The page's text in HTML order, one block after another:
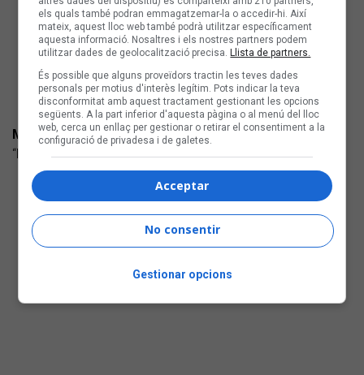
MOLINA DE PUIG
“La nostra revetlla” (autoeditat) Cançó d'autor
els quals també podran emmagatzemar-la o accedir-hi. Així
mateix, aquest lloc web també podrà utilitzar específicament
aquesta informació. Nosaltres i els nostres partners podem
utilitzar dades de geolocalització precisa. Llista de partners.
És possible que alguns proveïdors tractin les teves dades
personals per motius d'interès legítim. Pots indicar la teva
disconformitat amb aquest tractament gestionant les opcions
següents. A la part inferior d'aquesta pàgina o al menú del lloc
web, cerca un enllaç per gestionar o retirar el consentiment a la
configuració de privadesa i de galetes.
Acceptar
No consentir
Gestionar opcions